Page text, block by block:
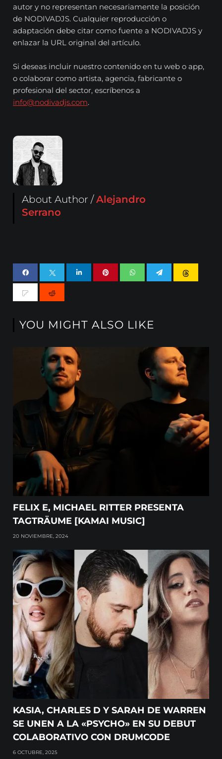
autor y no representan necesariamente la posición
de NODIVADJS. Cualquier reproducción o
adaptación debe citar como fuente a NODIVADJS y
enlazar la URL original del artículo.
Si deseas incluir nuestro contenido en tu web o app,
o colaborar como artista, agencia, fabricante o
profesional del sector, escríbenos a
info@nodivadjs.com.
About Author /Alejandro
Serrano
YOU MIGHT ALSO LIKE
FELIX E, MICHAEL RITTER PRESENTA
TAGTRÄUME [KAMAI MUSIC]
20 NOVIEMBRE, 2024
KASIA, CHARLES D Y SARAH DE WARREN
SE UNEN A LA «PSYCHO» EN SU DEBUT
COLABORATIVO CON DRUMCODE
6 OCTUBRE, 2025